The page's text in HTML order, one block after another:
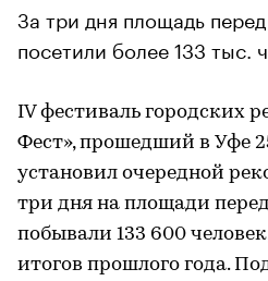
За три дня площадь
посетили более 133 тыс.
IV фестиваль городских
Фест», прошедший в Уфе
установил очередной
три дня на площади
побывали 133 600
итогов прошлого года.